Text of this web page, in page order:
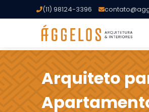
(11) 98124-3396
Arquiteto